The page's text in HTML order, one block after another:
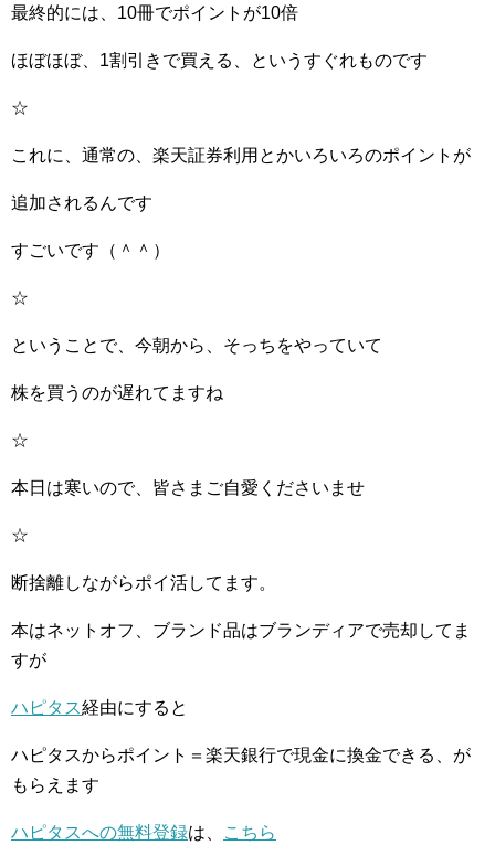
最終的には、10冊でポイントが10倍
ほぼほぼ、1割引きで買える、というすぐれものです
☆
これに、通常の、楽天証券利用とかいろいろのポイントが
追加されるんです
すごいです（＾＾）
☆
ということで、今朝から、そっちをやっていて
株を買うのが遅れてますね
☆
本日は寒いので、皆さまご自愛くださいませ
☆
断捨離しながらポイ活してます。
本はネットオフ、ブランド品はブランディアで売却してま
すが
ハピタス経由にすると
ハピタスからポイント＝楽天銀行で現金に換金できる、が
もらえます
ハピタスへの無料登録は、 こちら